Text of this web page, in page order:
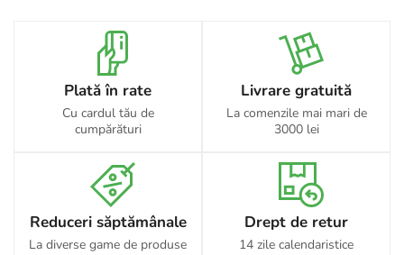
Plată în rate
Cu cardul tău de
cumpărături
Livrare gratuită
La comenzile mai mari de
3000 lei
Reduceri săptămânale
La diverse game de produse
Drept de retur
14 zile calendaristice